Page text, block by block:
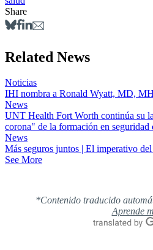
Share
Related News
Noticias
IHI nombra a Ronald Wyatt, MD,
News
UNT Health Fort Worth continúa su
corona" de la formación en seguridad
News
Más seguros juntos | El imperativo
See More
*Contenido traducido
Aprende